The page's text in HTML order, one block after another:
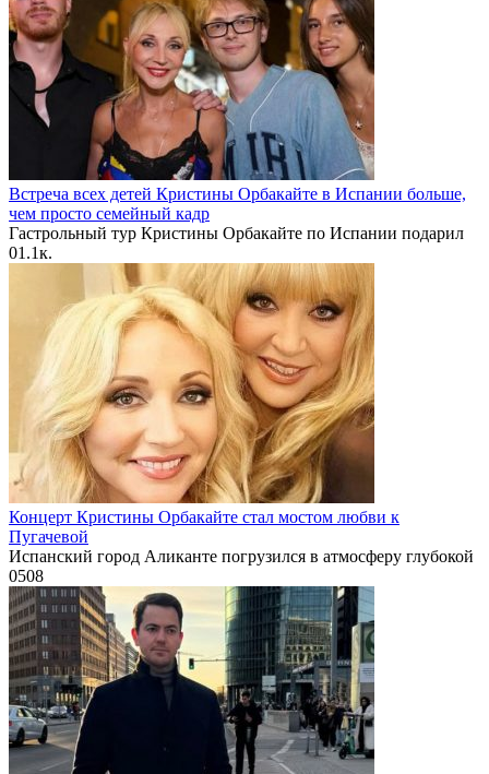
Встреча всех детей Кристины Орбакайте в Испании больше,
чем просто семейный кадр
Гастрольный тур Кристины Орбакайте по Испании подарил
01.1к.
Концерт Кристины Орбакайте стал мостом любви к
Пугачевой
Испанский город Аликанте погрузился в атмосферу глубокой
0508